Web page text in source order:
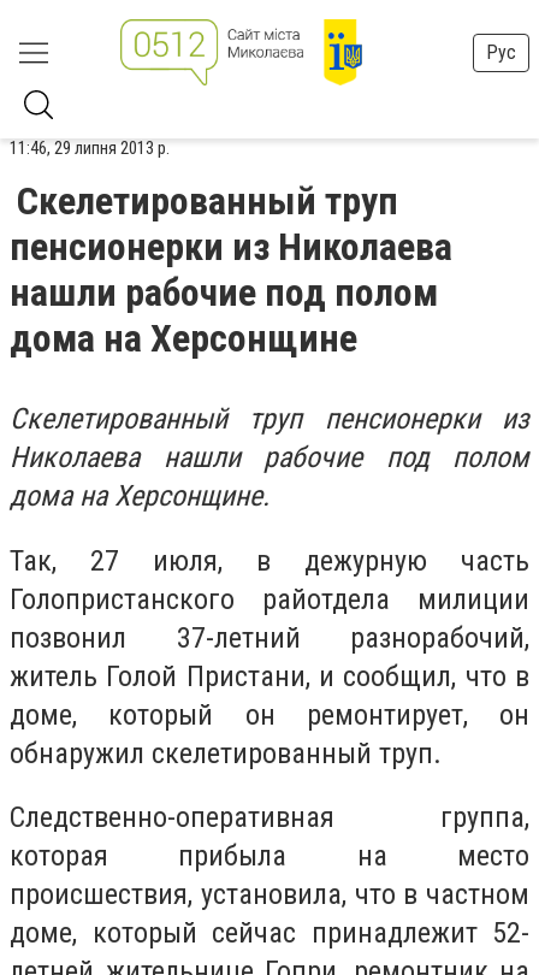
Рус
11:46, 29 липня 2013 р.
Скелетированный труп
пенсионерки из Николаева
нашли рабочие под полом
дома на Херсонщине
Скелетированный труп пенсионерки из
Николаева нашли рабочие под полом
дома на Херсонщине.
Так, 27 июля, в дежурную часть
Голопристанского райотдела милиции
позвонил 37-летний разнорабочий,
житель Голой Пристани, и сообщил, что в
доме, который он ремонтирует, он
обнаружил скелетированный труп.
Следственно-оперативная группа,
которая прибыла на место
происшествия, установила, что в частном
доме, который сейчас принадлежит 52-